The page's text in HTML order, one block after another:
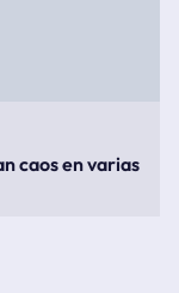
caos en varias